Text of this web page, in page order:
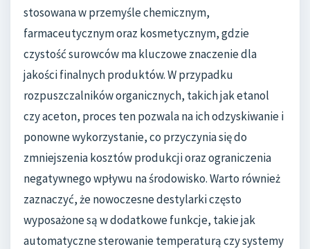
stosowana w przemyśle chemicznym,
farmaceutycznym oraz kosmetycznym, gdzie
czystość surowców ma kluczowe znaczenie dla
jakości finalnych produktów. W przypadku
rozpuszczalników organicznych, takich jak etanol
czy aceton, proces ten pozwala na ich odzyskiwanie i
ponowne wykorzystanie, co przyczynia się do
zmniejszenia kosztów produkcji oraz ograniczenia
negatywnego wpływu na środowisko. Warto również
zaznaczyć, że nowoczesne destylarki często
wyposażone są w dodatkowe funkcje, takie jak
automatyczne sterowanie temperaturą czy systemy